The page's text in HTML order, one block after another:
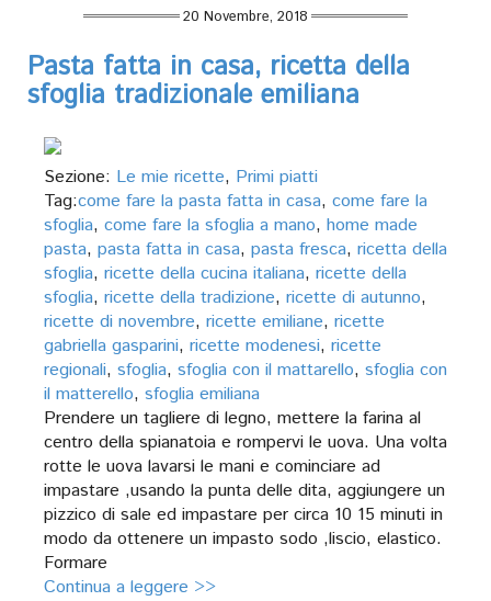
20 Novembre, 2018
Pasta fatta in casa, ricetta della
sfoglia tradizionale emiliana
Sezione: Le mie ricette, Primi piatti
Tag:come fare la pasta fatta in casa, come fare la
sfoglia, come fare la sfoglia a mano, home made
pasta, pasta fatta in casa, pasta fresca, ricetta della
sfoglia, ricette della cucina italiana, ricette della
sfoglia, ricette della tradizione, ricette di autunno,
ricette di novembre, ricette emiliane, ricette
gabriella gasparini, ricette modenesi, ricette
regionali, sfoglia, sfoglia con il mattarello, sfoglia con
il matterello, sfoglia emiliana
Prendere un tagliere di legno, mettere la farina al
centro della spianatoia e rompervi le uova. Una volta
rotte le uova lavarsi le mani e cominciare ad
impastare ,usando la punta delle dita, aggiungere un
pizzico di sale ed impastare per circa 10 15 minuti in
modo da ottenere un impasto sodo ,liscio, elastico.
Formare
Continua a leggere >>